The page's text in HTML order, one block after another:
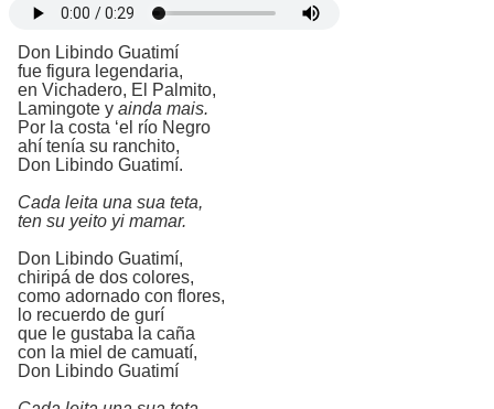
Don Libindo Guatimí
fue figura legendaria,
en Vichadero, El Palmito,
Lamingote y ainda mais.
Por la costa ‘el río Negro
ahí tenía su ranchito,
Don Libindo Guatimí.
Cada leita una sua teta,
ten su yeito yi mamar.
Don Libindo Guatimí,
chiripá de dos colores,
como adornado con flores,
lo recuerdo de gurí
que le gustaba la caña
con la miel de camuatí,
Don Libindo Guatimí